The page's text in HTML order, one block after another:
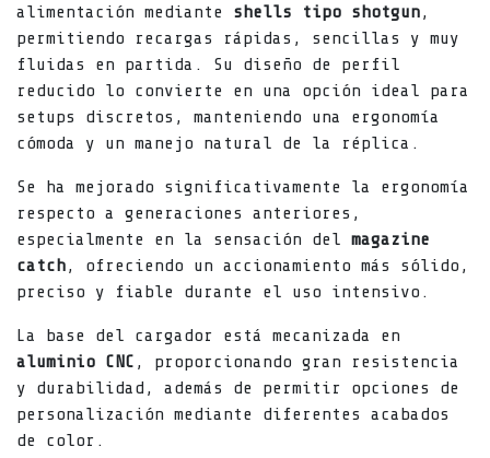
alimentación mediante shells tipo shotgun,
permitiendo recargas rápidas, sencillas y muy
fluidas en partida. Su diseño de perfil
reducido lo convierte en una opción ideal para
setups discretos, manteniendo una ergonomía
cómoda y un manejo natural de la réplica.
Se ha mejorado significativamente la ergonomía
respecto a generaciones anteriores,
especialmente en la sensación del magazine
catch, ofreciendo un accionamiento más sólido,
preciso y fiable durante el uso intensivo.
La base del cargador está mecanizada en
aluminio CNC , proporcionando gran resistencia
y durabilidad, además de permitir opciones de
personalización mediante diferentes acabados
de color.